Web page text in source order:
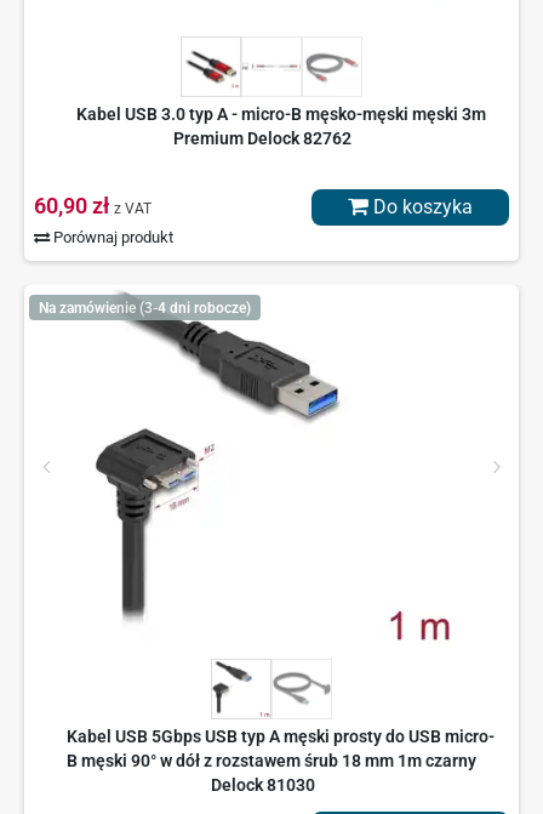
Kabel USB 3.0 typ A - micro-B męsko-męski męski 3m
Premium Delock 82762
60,90 zł z VAT
Porównaj produkt
Do koszyka
Na zamówienie (3-4 dni robocze)
Kabel USB 5Gbps USB typ A męski prosty do USB micro-
B męski 90° w dół z rozstawem śrub 18 mm 1m czarny
Delock 81030